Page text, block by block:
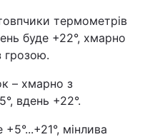
термометрів
буде +22°, хмарно
грозою.
– хмарно з
вдень +22°.
+5°...+21°, мінлива